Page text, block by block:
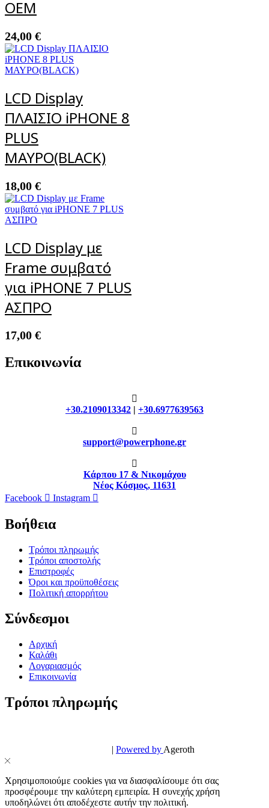
OEM
24,00 €
LCD Display
ΠΛΑΙΣΙΟ iPHONE 8
PLUS
ΜΑΥΡΟ(BLACK)
18,00 €
LCD Display με
Frame συμβατό
για iPHONE 7 PLUS
ΑΣΠΡΟ
17,00 €
Επικοινωνία
+30.2109013342 | +30.6977639563
support@powerphone.gr
Κάρπου 17 & Νικομάχου
Νέος Κόσμος, 11631
Facebook
Instagram
Βοήθεια
Τρόποι πληρωμής
Τρόποι αποστολής
Επιστροφές
Όροι και προϋποθέσεις
Πολιτική απορρήτου
Σύνδεσμοι
Αρχική
Καλάθι
Λογαριασμός
Επικοινωνία
Τρόποι πληρωμής
| Powered by Ageroth
Χρησιμοποιούμε cookies για να διασφαλίσουμε ότι σας
προσφέρουμε την καλύτερη εμπειρία. Η συνεχής χρήση
υποδηλώνει ότι αποδέχεστε αυτήν την πολιτική.